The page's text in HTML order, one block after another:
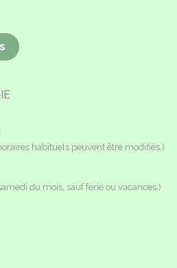
habituels peuvent être modifiés.)
du mois, sauf férié ou vacances.)